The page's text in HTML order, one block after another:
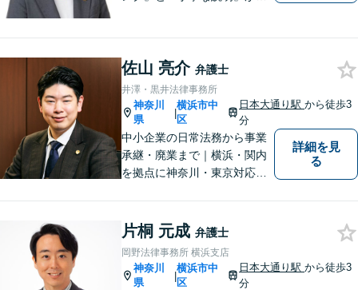
頼者様が安心して将来を過ご
せるようになるための支援を
いたします。
佐山 亮介 弁護士
井澤・黒井法律事務所
神奈川
県
|
横浜市中
区
日本大通り駅から徒歩3
分
中小企業の日常法務から事業
承継・廃業まで｜横浜・関内
を拠点に神奈川・東京対応
詳細を見
る
片桐 元成 弁護士
岡野法律事務所 横浜支店
神奈川
県
|
横浜市中
区
日本大通り駅から徒歩3
分